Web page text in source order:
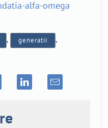
alfa-omega
, generatii ,